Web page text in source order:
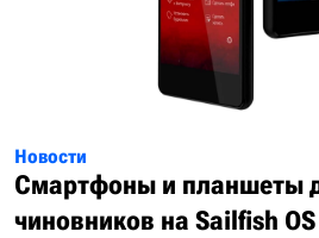
Новости
Смартфоны и планшеты
чиновников на Sailfish